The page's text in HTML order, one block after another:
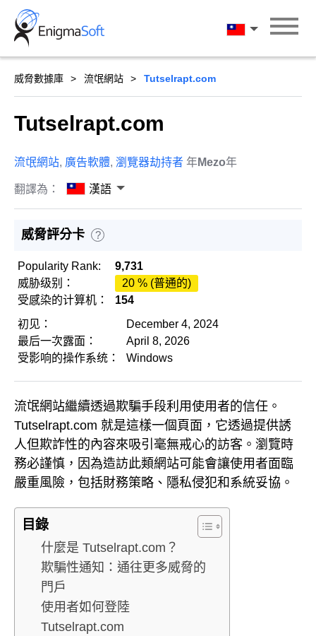
Skip
content
漢語
威脅數據庫 流氓網站 Tutselrapt.com
Tutselrapt.com
流氓網站, 廣告軟體, 瀏覽器劫持者 年Mezo年
翻譯為： 漢語
威脅評分卡 ?
Popularity Rank:
9,731
威胁级别：
20 % (普通的)
受感染的计算机：
154
初见：
December 4, 2024
最后一次露面：
April 8, 2026
受影响的操作系统：
Windows
流氓網站繼續透過欺騙手段利用使用者的信任。
Tutselrapt.com 就是這樣一個頁面，它透過提供誘
人但欺詐性的內容來吸引毫無戒心的訪客。瀏覽時
務必謹慎，因為造訪此類網站可能會讓使用者面臨
嚴重風險，包括財務策略、隱私侵犯和系統妥協。
目錄
什麼是 Tutselrapt.com？
欺騙性通知：通往更多威脅的
門戶
使用者如何登陸
Tutselrapt.com